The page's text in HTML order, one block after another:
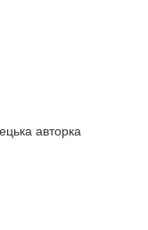
авторка